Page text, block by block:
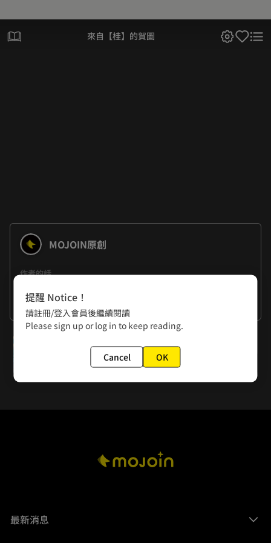
來自【桂】的賀圖
MOJOIN原創
作者的話
感謝桂老師的熱情祝福。
現在站上還有在舉行【MOJOIN開站慶，全站收藏抽iPad典藏
版】活動，快來參加喲！https://mojoin.tw/TCjNQ
看更多
來自【茜cian】的賀圖
最新消息
提醒 Notice！
請註冊/登入會員後繼續閱讀
Please sign up or log in to keep reading.
Cancel OK